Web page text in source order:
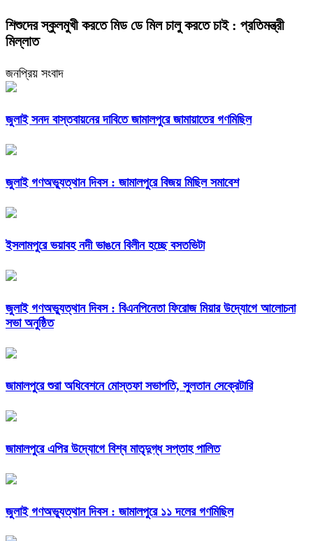
শিশুদের স্কুলমুখী করতে মিড ডে মিল চালু করতে চাই : প্রতিমন্ত্রী
মিল্লাত
জনপ্রিয় সংবাদ
জুলাই সনদ বাস্তবায়নের দাবিতে জামালপুরে জামায়াতের গণমিছিল
জুলাই গণঅভ্যুত্থান দিবস : জামালপুরে বিজয় মিছিল সমাবেশ
ইসলামপুরে ভয়াবহ নদী ভাঙনে বিলীন হচ্ছে বসতভিটা
জুলাই গণঅভ্যুত্থান দিবস : বিএনপিনেতা ফিরোজ মিয়ার উদ্যোগে আলোচনা
সভা অনুষ্ঠিত
জামালপুরে শুরা অধিবেশনে মোস্তফা সভাপতি, সুলতান সেক্রেটারি
জামালপুরে এপির উদ্যোগে বিশ্ব মাতৃদুগ্ধ সপ্তাহ পালিত
জুলাই গণঅভ্যুত্থান দিবস : জামালপুরে ১১ দলের গণমিছিল